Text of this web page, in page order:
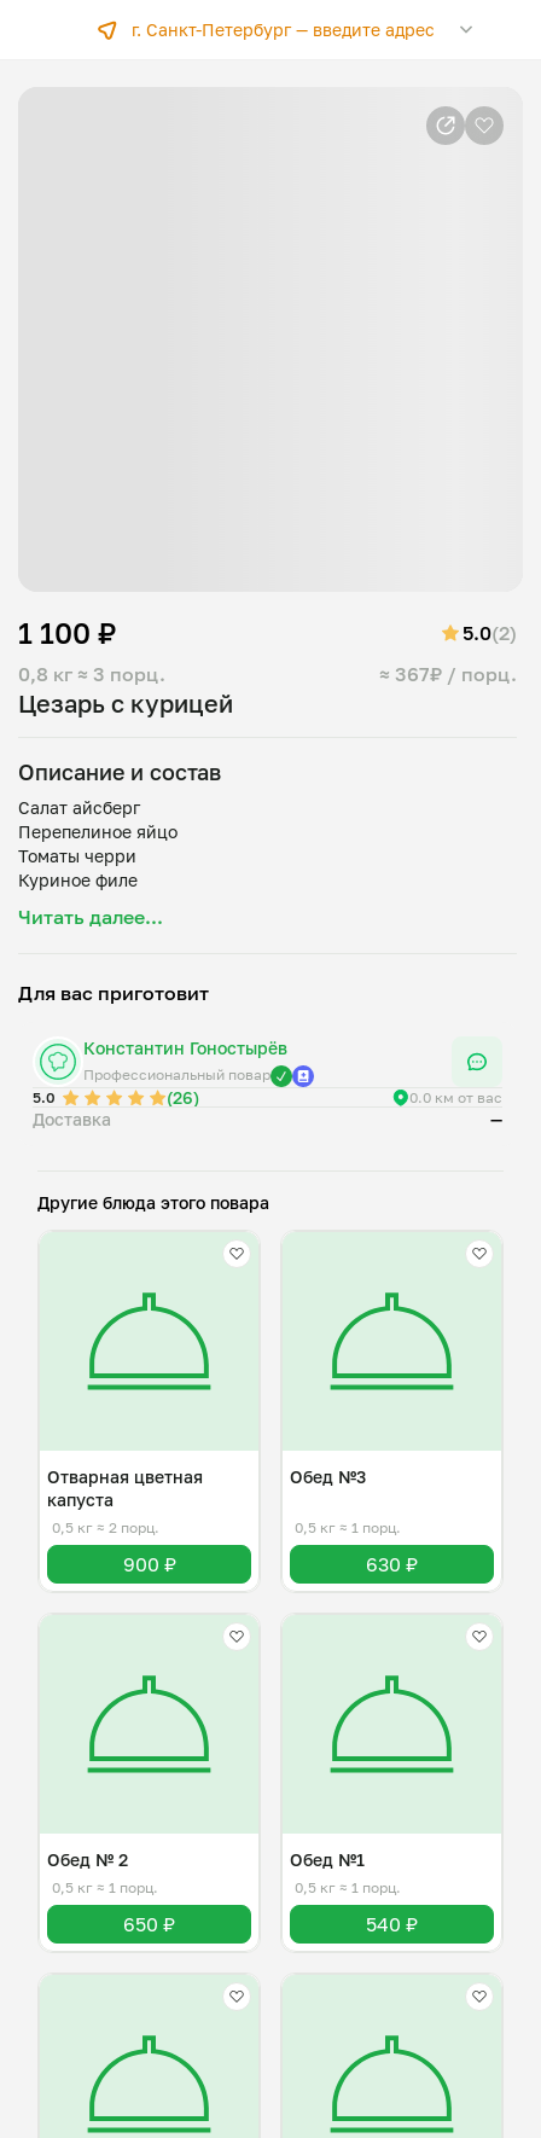
г. Санкт-Петербург —введите адрес
Цезарь с курицей
0,8 кг ≈ 3 порц. ≈ 367₽ / порц.
1 100 ₽ 5.0(2)
Описание и состав
Салат айсберг
Перепелиное яйцо
Томаты черри
Куриное филе
Гренки
Читать далее...
Для вас приготовит
Константин Гоностырёв
Профессиональный повар
5.0
(26) 0.0 км от вас
Доставка —
Другие блюда этого повара
Отварная цветная
капуста
0,5 кг ≈ 2 порц.
900 ₽
Обед №3
0,5 кг ≈ 1 порц.
630 ₽
Обед № 2
0,5 кг ≈ 1 порц.
650 ₽
Обед №1
0,5 кг ≈ 1 порц.
540 ₽